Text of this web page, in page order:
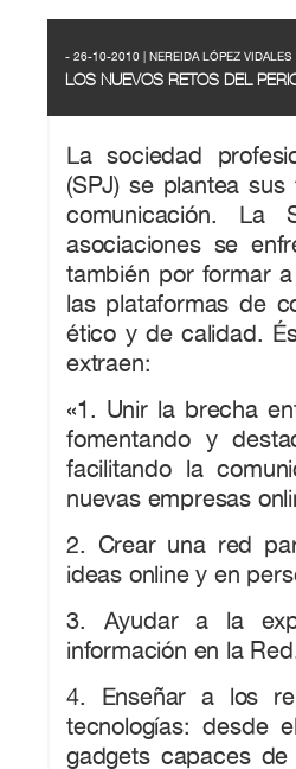
- 26-10-2010 | NEREIDA LÓPEZ VIDALES
LOS NUEVOS RETOS DEL
La sociedad
(SPJ) se plantea
comunicación.
asociaciones se
también por formar
las plataformas de
ético y de calidad.
extraen:
«1. Unir la brecha
fomentando y
facilitando la
nuevas empresas
2. Crear una red
ideas online y en
3. Ayudar a la
información en la
4. Enseñar a los
tecnologías: desde
gadgets capaces